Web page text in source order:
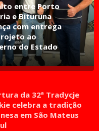
entre Porto
e Bituruna
com entrega
ao
do Estado
da 32ª Tradycje
celebra a tradição
em São Mateus